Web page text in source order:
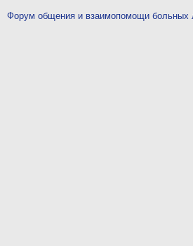
Форум общения и взаимопомощи